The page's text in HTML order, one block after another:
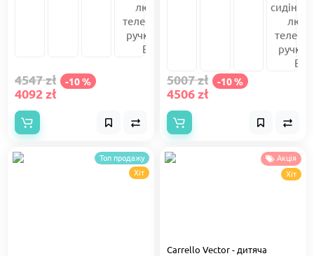
4547 zł -10 %
4092 zł
5007 zł -10 %
4506 zł
Топ продажу
Хіт
Акція
Хіт
Carrello Vector - дитяча